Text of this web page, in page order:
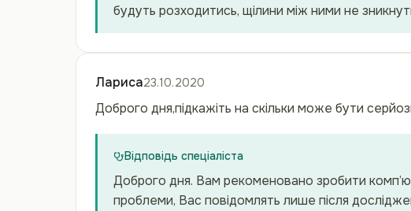
будуть розходитись, щілини між ними не
Лариса23.10.2020
Доброго дня,підкажіть на скільки може бути
Відповідь спеціаліста
Доброго дня. Вам рекоменовано зробити
проблеми, Вас повідомлять лише після